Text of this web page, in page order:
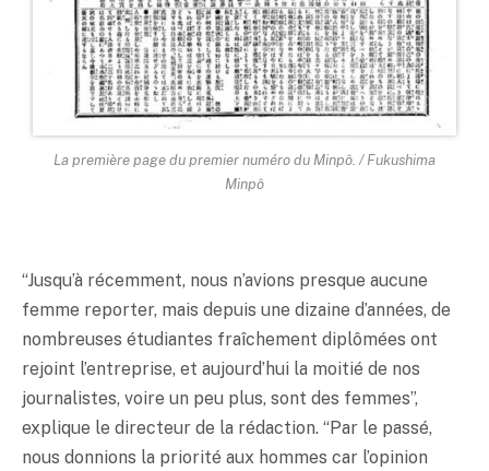
La première page du premier numéro du Minpô. / Fukushima
Minpô
“Jusqu’à récemment, nous n’avions presque aucune
femme reporter, mais depuis une dizaine d’années, de
nombreuses étudiantes fraîchement diplômées ont
rejoint l’entreprise, et aujourd’hui la moitié de nos
journalistes, voire un peu plus, sont des femmes”,
explique le directeur de la rédaction. “Par le passé,
nous donnions la priorité aux hommes car l’opinion